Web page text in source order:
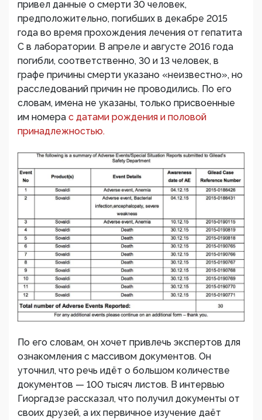
привел данные о смерти 30 человек,
предположительно, погибших в декабре 2015
года во время прохождения лечения от гепатита
С в лаборатории. В апреле и августе 2016 года
погибли, соответственно, 30 и 13 человек, в
графе причины смерти указано «неизвестно», но
расследований причин не проводились. По его
словам, имена не указаны, только присвоенные
им номера с датами рождения и половой
принадлежностью.
По его словам, он хочет привлечь экспертов для
ознакомления с массивом документов. Он
уточнил, что речь идёт о большом количестве
документов — 100 тысяч листов. В интервью
Гиоргадзе рассказал, что получил документы от
своих друзей, а их первичное изучение даёт